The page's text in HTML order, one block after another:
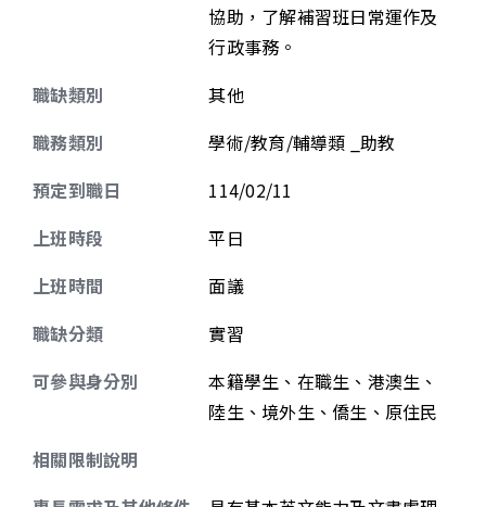
協助，了解補習班日常運作及
行政事務。
職缺類別
其他
職務類別
學術/教育/輔導類 _助教
預定到職日
114/02/11
上班時段
平日
上班時間
面議
職缺分類
實習
可參與身分別
本籍學生、在職生、港澳生、
陸生、境外生、僑生、原住民
相關限制說明